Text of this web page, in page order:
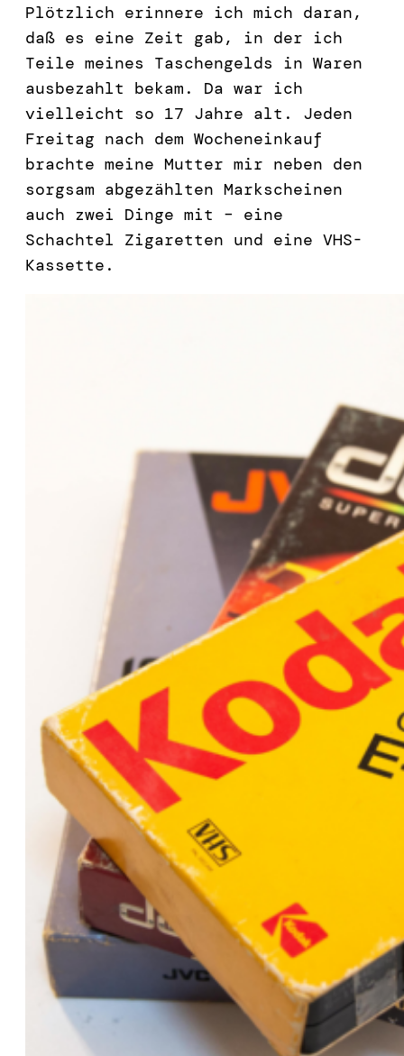
Plötzlich erinnere ich mich daran,
daß es eine Zeit gab, in der ich
Teile meines Taschengelds in Waren
ausbezahlt bekam. Da war ich
vielleicht so 17 Jahre alt. Jeden
Freitag nach dem Wocheneinkauf
brachte meine Mutter mir neben den
sorgsam abgezählten Markscheinen
auch zwei Dinge mit – eine
Schachtel Zigaretten und eine VHS-
Kassette.